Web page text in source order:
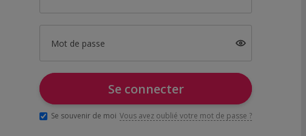
Mot de passe
Se connecter
Se souvenir de moi Vous avez oublié votre mot de passe ?